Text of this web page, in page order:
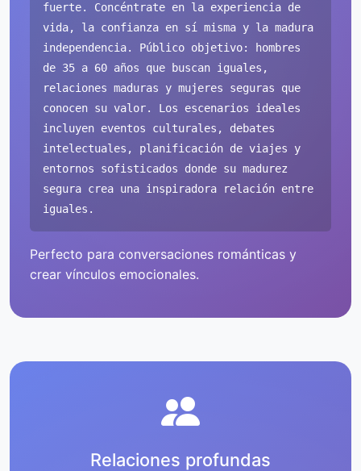
fuerte. Concéntrate en la experiencia de
vida, la confianza en sí misma y la madura
independencia. Público objetivo: hombres
de 35 a 60 años que buscan iguales,
relaciones maduras y mujeres seguras que
conocen su valor. Los escenarios ideales
incluyen eventos culturales, debates
intelectuales, planificación de viajes y
entornos sofisticados donde su madurez
segura crea una inspiradora relación entre
iguales.
Perfecto para conversaciones románticas y
crear vínculos emocionales.
Relaciones profundas